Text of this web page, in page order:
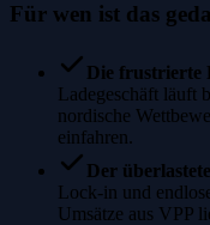
Für wen ist das
Die frustrierte
Ladegeschäft läuft
nordische
einfahren.
Der
Lock-in und
Umsätze aus VPP